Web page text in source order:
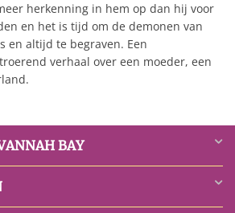
herkenning in hem op dan hij voor
en het is tijd om de demonen van
en altijd te begraven. Een
verhaal over een moeder, een
BAY